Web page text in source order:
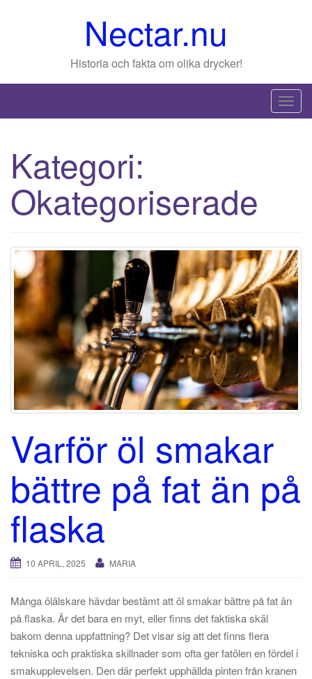
Nectar.nu
Historia och fakta om olika drycker!
T
o
v
i
g
a
t
i
Kategori:
Okategoriserade
Varför öl smakar
bättre på fat än på
flaska
10 APRIL, 2025 MARIA
Många ölälskare hävdar bestämt att öl smakar bättre på fat än
på flaska. Är det bara en myt, eller finns det faktiska skäl
bakom denna uppfattning? Det visar sig att det finns flera
tekniska och praktiska skillnader som ofta ger fatölen en fördel i
smakupplevelsen. Den där perfekt upphällda pinten från kranen